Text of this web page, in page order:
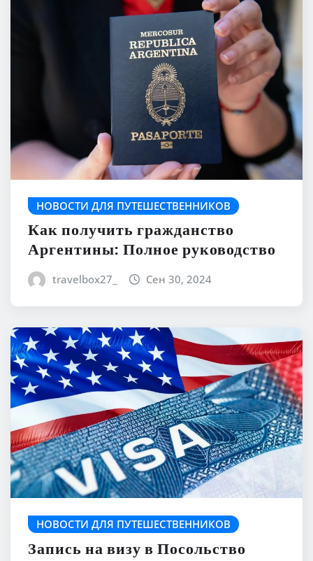
НОВОСТИ ДЛЯ ПУТЕШЕСТВЕННИКОВ
Как получить гражданство
Аргентины: Полное руководство
travelbox27_ Сен 30, 2024
НОВОСТИ ДЛЯ ПУТЕШЕСТВЕННИКОВ
Запись на визу в Посольство